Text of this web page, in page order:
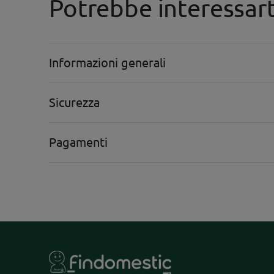
Potrebbe
Informazioni generali
Sicurezza
Pagamenti